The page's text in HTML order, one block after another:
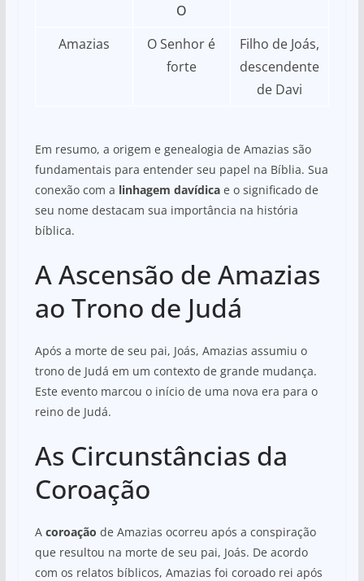
O
Amazias
O Senhor é
forte
Filho de Joás,
descendente
de Davi
Em resumo, a origem e genealogia de Amazias são
fundamentais para entender seu papel na Bíblia. Sua
conexão com a linhagem davídicae o significado de
seu nome destacam sua importância na história
bíblica.
A Ascensão de Amazias
ao Trono de Judá
Após a morte de seu pai, Joás, Amazias assumiu o
trono de Judá em um contexto de grande mudança.
Este evento marcou o início de uma nova era para o
reino de Judá.
As Circunstâncias da
Coroação
A coroação de Amazias ocorreu após a conspiração
que resultou na morte de seu pai, Joás. De acordo
com os relatos bíblicos, Amazias foi coroado rei após